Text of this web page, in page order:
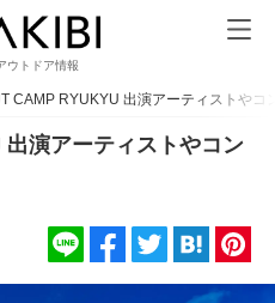
ウトドア情報
CAMP RYUKYU 出演アーティストやコ
演アーティストやコン